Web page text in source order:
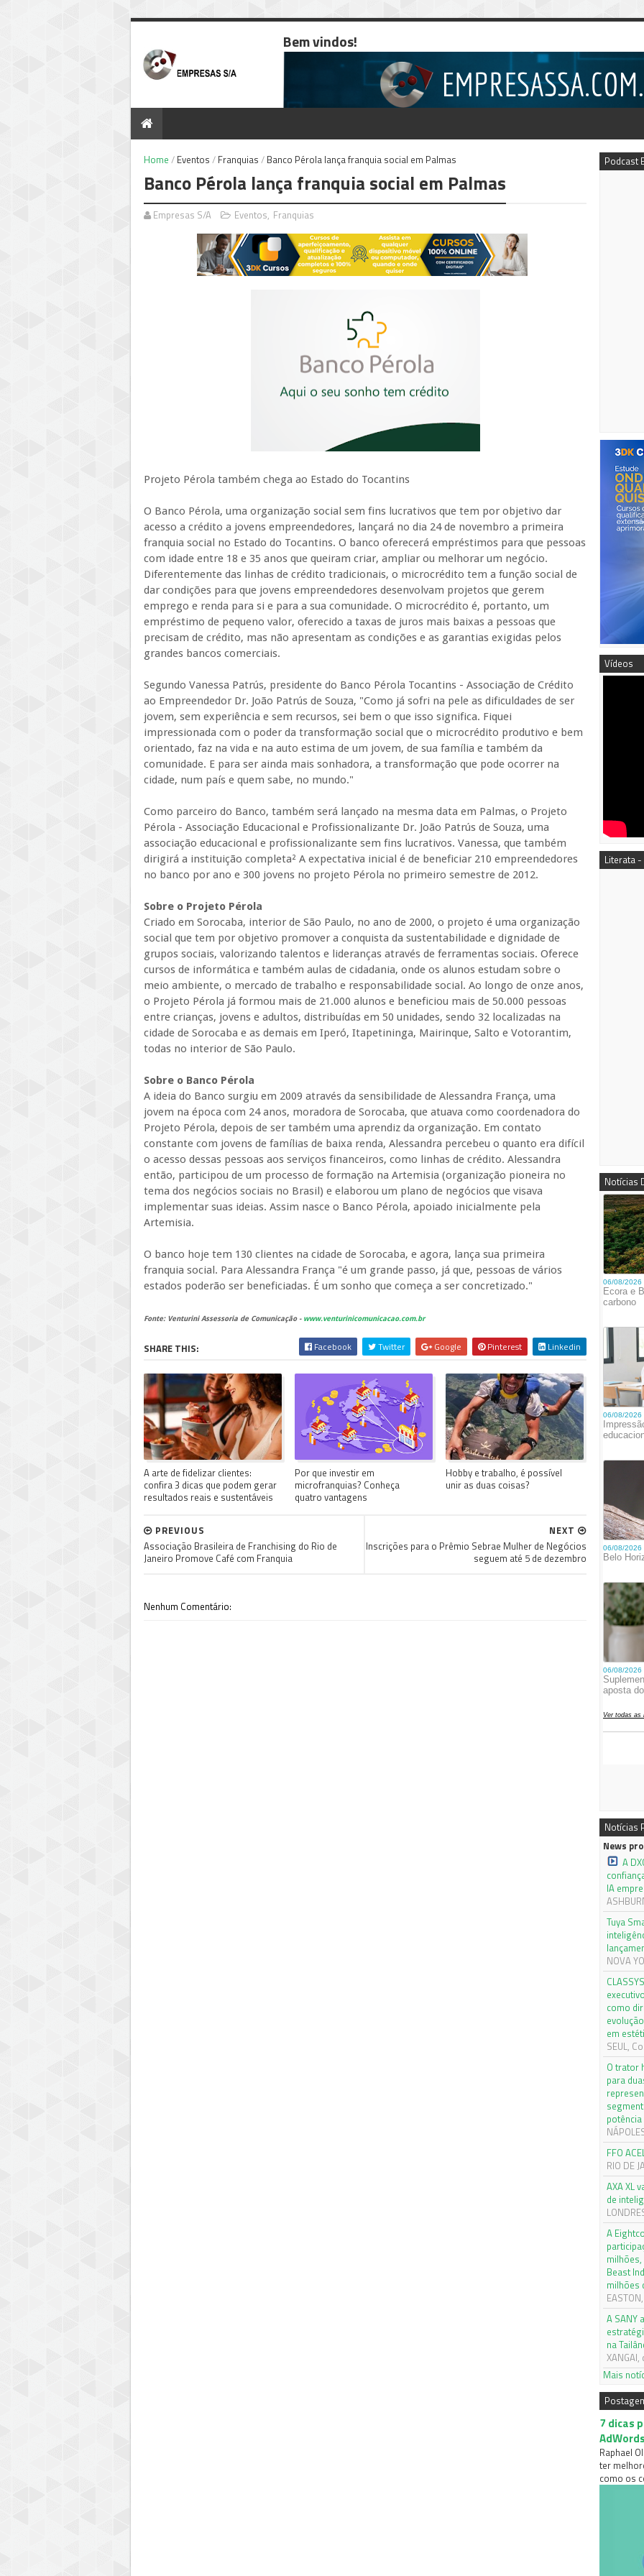
Bem vindos!
Home / Eventos / Franquias / Banco Pérola lança franquia social em Palmas
Banco Pérola lança franquia social em Palmas
Empresas S/A Eventos, Franquias
Projeto Pérola também chega ao Estado do Tocantins
O Banco Pérola, uma organização social sem fins lucrativos que tem por objetivo dar
acesso a crédito a jovens empreendedores, lançará no dia 24 de novembro a primeira
franquia social no Estado do Tocantins. O banco oferecerá empréstimos para que pessoas
com idade entre 18 e 35 anos que queiram criar, ampliar ou melhorar um negócio.
Diferentemente das linhas de crédito tradicionais, o microcrédito tem a função social de
dar condições para que jovens empreendedores desenvolvam projetos que gerem
emprego e renda para si e para a sua comunidade. O microcrédito é, portanto, um
empréstimo de pequeno valor, oferecido a taxas de juros mais baixas a pessoas que
precisam de crédito, mas não apresentam as condições e as garantias exigidas pelos
grandes bancos comerciais.
Segundo Vanessa Patrús, presidente do Banco Pérola Tocantins - Associação de Crédito
ao Empreendedor Dr. João Patrús de Souza, "Como já sofri na pele as dificuldades de ser
jovem, sem experiência e sem recursos, sei bem o que isso significa. Fiquei
impressionada com o poder da transformação social que o microcrédito produtivo e bem
orientado, faz na vida e na auto estima de um jovem, de sua família e também da
comunidade. E para ser ainda mais sonhadora, a transformação que pode ocorrer na
cidade, num país e quem sabe, no mundo."
Como parceiro do Banco, também será lançado na mesma data em Palmas, o Projeto
Pérola - Associação Educacional e Profissionalizante Dr. João Patrús de Souza, uma
associação educacional e profissionalizante sem fins lucrativos. Vanessa, que também
dirigirá a instituição completa² A expectativa inicial é de beneficiar 210 empreendedores
no banco por ano e 300 jovens no projeto Pérola no primeiro semestre de 2012.
Sobre o Projeto Pérola
Criado em Sorocaba, interior de São Paulo, no ano de 2000, o projeto é uma organização
social que tem por objetivo promover a conquista da sustentabilidade e dignidade de
grupos sociais, valorizando talentos e lideranças através de ferramentas sociais. Oferece
cursos de informática e também aulas de cidadania, onde os alunos estudam sobre o
meio ambiente, o mercado de trabalho e responsabilidade social. Ao longo de onze anos,
o Projeto Pérola já formou mais de 21.000 alunos e beneficiou mais de 50.000 pessoas
entre crianças, jovens e adultos, distribuídas em 50 unidades, sendo 32 localizadas na
cidade de Sorocaba e as demais em Iperó, Itapetininga, Mairinque, Salto e Votorantim,
todas no interior de São Paulo.
Sobre o Banco Pérola
A ideia do Banco surgiu em 2009 através da sensibilidade de Alessandra França, uma
jovem na época com 24 anos, moradora de Sorocaba, que atuava como coordenadora do
Projeto Pérola, depois de ser também uma aprendiz da organização. Em contato
constante com jovens de famílias de baixa renda, Alessandra percebeu o quanto era difícil
o acesso dessas pessoas aos serviços financeiros, como linhas de crédito. Alessandra
então, participou de um processo de formação na Artemisia (organização pioneira no
tema dos negócios sociais no Brasil) e elaborou um plano de negócios que visava
implementar suas ideias. Assim nasce o Banco Pérola, apoiado inicialmente pela
Artemisia.
O banco hoje tem 130 clientes na cidade de Sorocaba, e agora, lança sua primeira
franquia social. Para Alessandra França "é um grande passo, já que, pessoas de vários
estados poderão ser beneficiadas. É um sonho que começa a ser concretizado."
Fonte: Venturini Assessoria de Comunicação - www.venturinicomunicacao.com.br
SHARE THIS: Facebook Twitter Google Pinterest Linkedin
A arte de fidelizar clientes:
confira 3 dicas que podem gerar
resultados reais e sustentáveis
Por que investir em
microfranquias? Conheça
quatro vantagens
Hobby e trabalho, é possível
unir as duas coisas?
NEXT
Inscrições para o Prêmio Sebrae Mulher de Negócios
seguem até 5 de dezembro
PREVIOUS
Associação Brasileira de Franchising do Rio de
Janeiro Promove Café com Franquia
Nenhum Comentário:
Podcast
Vídeos
Literata
Notícias
Notícias
News
A
IA
Tuya
NOVA
como
em
SEUL,
O trator
para
potência
FFO
RIO DE
AXA XL
de
A
Beast
milhões
A SANY
na
Mais
7 dicas
Raphael
ter
como os